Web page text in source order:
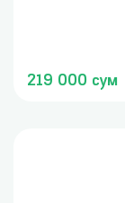
219 000 сум